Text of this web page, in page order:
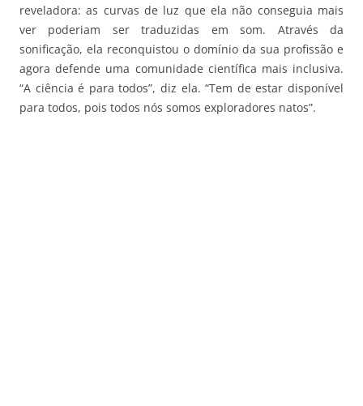
reveladora: as curvas de luz que ela não conseguia mais
ver poderiam ser traduzidas em som. Através da
sonificação, ela reconquistou o domínio da sua profissão e
agora defende uma comunidade científica mais inclusiva.
“A ciência é para todos”, diz ela. “Tem de estar disponível
para todos, pois todos nós somos exploradores natos”.